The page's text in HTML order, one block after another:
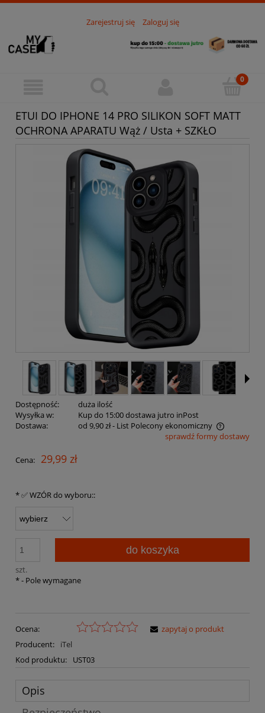
Zarejestruj się Zaloguj się
ETUI DO IPHONE 14 PRO SILIKON SOFT MATT
OCHRONA APARATU Wąż / Usta + SZKŁO
Dostępność:
duża ilość
Wysyłka w:
Kup do 15:00 dostawa jutro inPost
Dostawa:
od 9,90 zł- List Polecony ekonomiczny
Cena nie zawiera ewentualnych kosztów płatnościsprawdź formy dostawy
Cena: 29,99 zł
*✅ WZÓR do wyboru::
szt.
do koszyka
*- Pole wymagane
Ocena:
Producent:
iTel
Kod produktu:
UST03
zapytaj o produkt
Opis